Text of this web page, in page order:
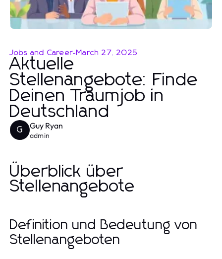
Jobs and Career-March 27, 2025
Aktuelle
Stellenangebote: Finde
Deinen Traumjob in
Deutschland
G Guy Ryan
admin
Überblick über
Stellenangebote
Definition und Bedeutung von
Stellenangeboten